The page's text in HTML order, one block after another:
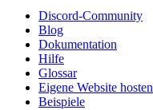
Discord-Community
Blog
Dokumentation
Hilfe
Glossar
Eigene Website hosten
Beispiele